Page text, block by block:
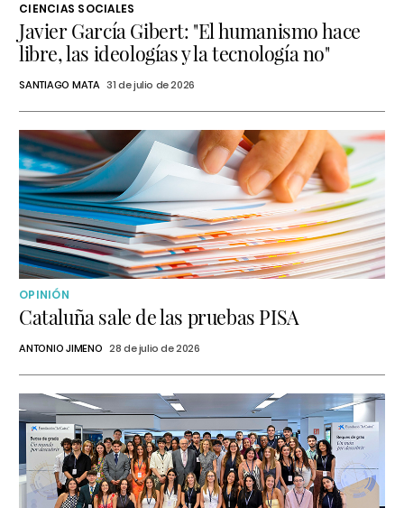
CIENCIAS SOCIALES
Javier García Gibert: "El humanismo hace
libre, las ideologías y la tecnología no"
SANTIAGO MATA 31 de julio de 2026
OPINIÓN
Cataluña sale de las pruebas PISA
ANTONIO JIMENO 28 de julio de 2026